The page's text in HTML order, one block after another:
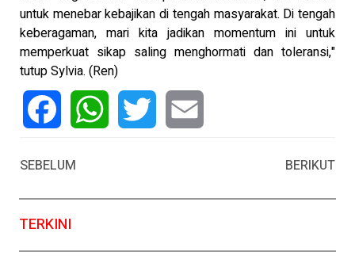
untuk menebar kebajikan di tengah masyarakat. Di tengah
keberagaman, mari kita jadikan momentum ini untuk
memperkuat sikap saling menghormati dan toleransi,"
tutup Sylvia. (Ren)
SEBELUM
BERIKUT
TERKINI